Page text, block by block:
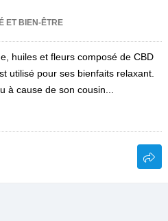
ET BIEN-ÊTRE
huiles et fleurs composé de CBD
utilisé pour ses bienfaits relaxant.
à cause de son cousin...